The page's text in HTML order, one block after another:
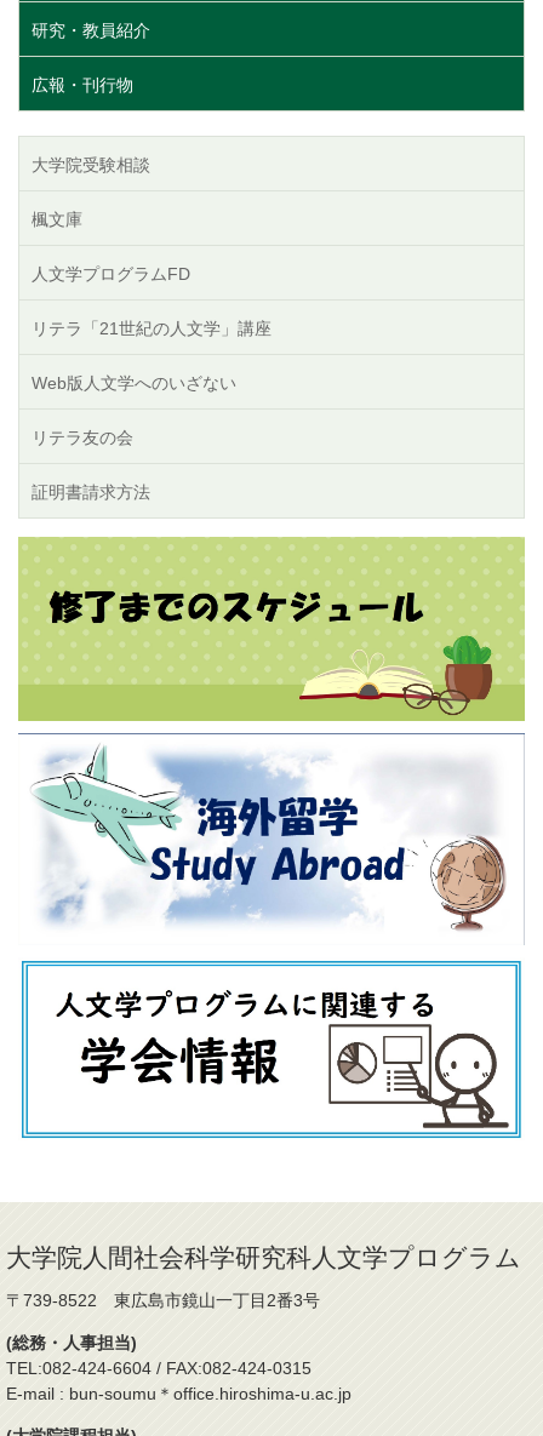
研究・教員紹介
広報・刊行物
大学院受験相談
楓文庫
人文学プログラムFD
リテラ「21世紀の人文学」講座
Web版人文学へのいざない
リテラ友の会
証明書請求方法
大学院人間社会科学研究科人文学プログラム
〒739-8522 東広島市鏡山一丁目2番3号
(総務・人事担当)
TEL:082-424-6604 / FAX:082-424-0315
E-mail : bun-soumu＊office.hiroshima-u.ac.jp